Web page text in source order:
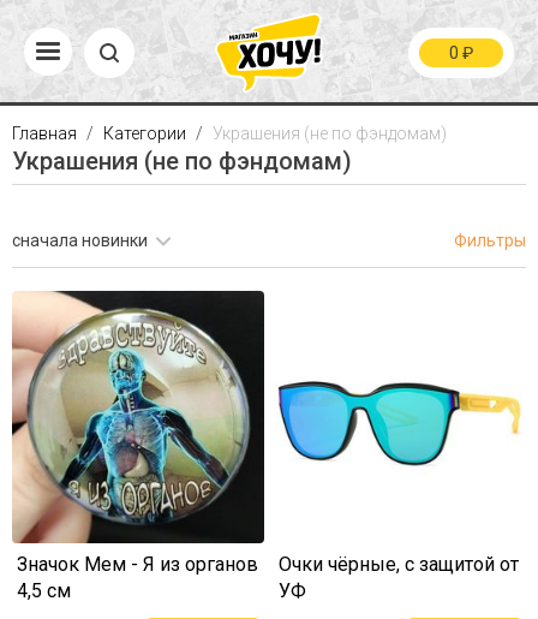
0 ₽
Главная Категории Украшения (не по фэндомам)
Украшения (не по фэндомам)
сначала новинки Фильтры
Значок Мем - Я из органов
4,5 см
Очки чёрные, с защитой от
УФ